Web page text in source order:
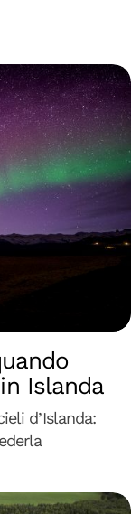
Islanda
d’Islanda: